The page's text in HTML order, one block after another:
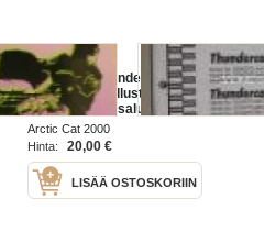
Arctic Cat Thundercat, Thundercat
Mountain Cat Illustrated part
manual -varaosaluettelo
Arctic Cat 2000
Hinta:
20,00 €
LISÄÄ OSTOSKORIIN